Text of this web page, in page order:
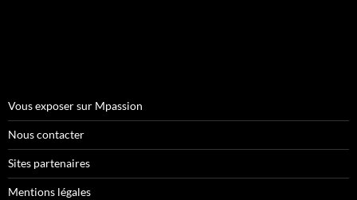
Vous exposer sur Mpassion
Nous contacter
Sites partenaires
Mentions légales